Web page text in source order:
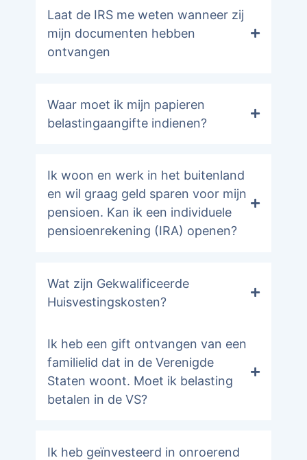
Laat de IRS me weten wanneer zij
mijn documenten hebben
ontvangen
Waar moet ik mijn papieren
belastingaangifte indienen?
Ik woon en werk in het buitenland
en wil graag geld sparen voor mijn
pensioen. Kan ik een individuele
pensioenrekening (IRA) openen?
Wat zijn Gekwalificeerde
Huisvestingskosten?
Ik heb een gift ontvangen van een
familielid dat in de Verenigde
Staten woont. Moet ik belasting
betalen in de VS?
Ik heb geïnvesteerd in onroerend